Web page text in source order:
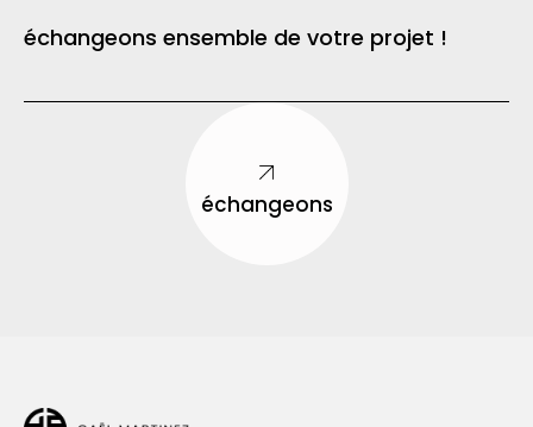
échangeons ensemble de votre projet !
échangeons